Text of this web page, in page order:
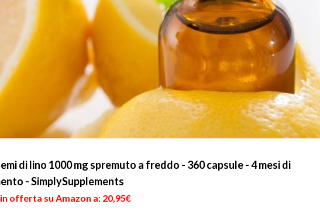
di lino 1000 mg spremuto a freddo - 360 capsule - 4 mesi di
- SimplySupplements
in offerta su Amazon a: 20,95€